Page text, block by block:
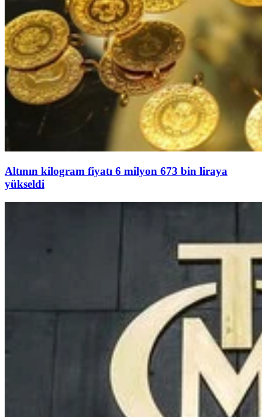
Altının kilogram fiyatı 6 milyon 673 bin liraya
yükseldi